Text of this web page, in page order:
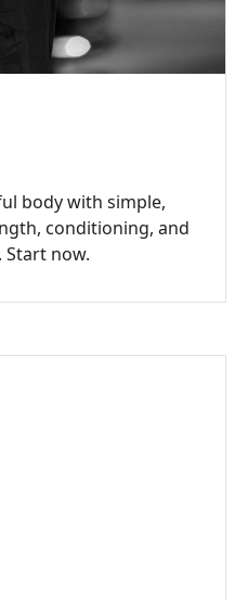
body with simple,
conditioning, and
now.